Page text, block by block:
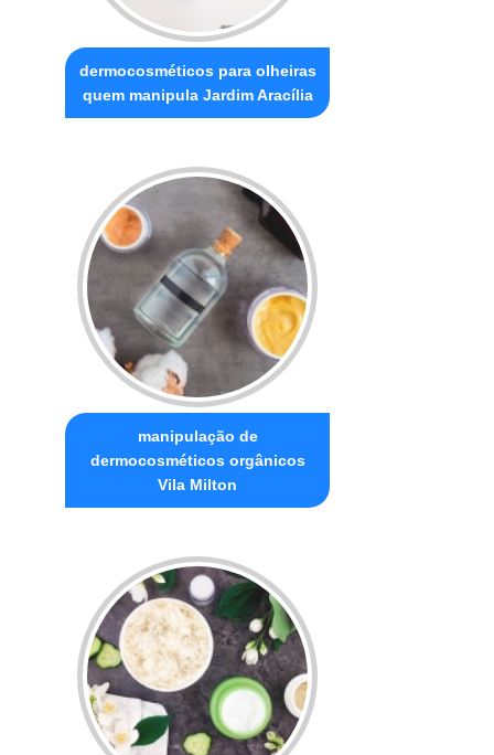
dermocosméticos para olheiras
quem manipula Jardim Aracília
manipulação de
dermocosméticos orgânicos
Vila Milton